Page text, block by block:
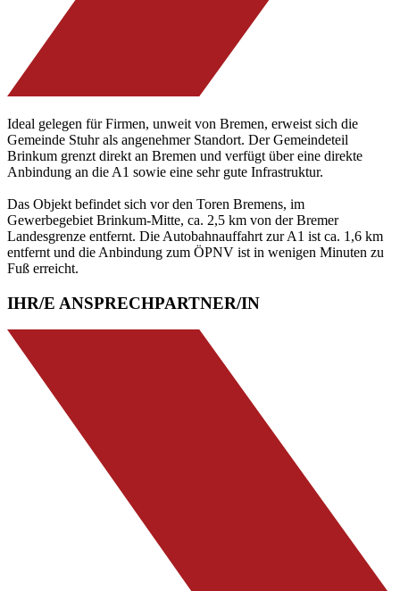
Ideal gelegen für Firmen, unweit von Bremen, erweist sich die
Gemeinde Stuhr als angenehmer Standort. Der Gemeindeteil
Brinkum grenzt direkt an Bremen und verfügt über eine direkte
Anbindung an die A1 sowie eine sehr gute Infrastruktur.
Das Objekt befindet sich vor den Toren Bremens, im
Gewerbegebiet Brinkum-Mitte, ca. 2,5 km von der Bremer
Landesgrenze entfernt. Die Autobahnauffahrt zur A1 ist ca. 1,6 km
entfernt und die Anbindung zum ÖPNV ist in wenigen Minuten zu
Fuß erreicht.
IHR/E ANSPRECHPARTNER/IN